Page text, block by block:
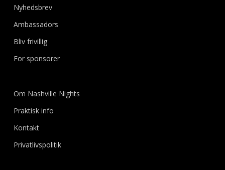
Nyhedsbrev
Ambassadors
Bliv frivillig
For sponsorer
Om Nashville Nights
Praktisk info
Kontakt
Privatlivspolitik